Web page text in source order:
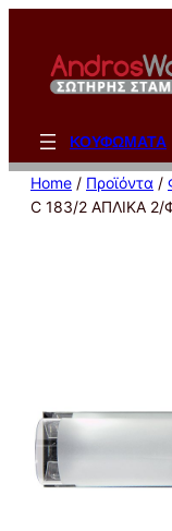
περιεχόμενο
ΚΟΥΦΩΜΑΤΑ
Home / Προϊόντα /
C 183/2 ΑΠΛΙΚΑ 2/